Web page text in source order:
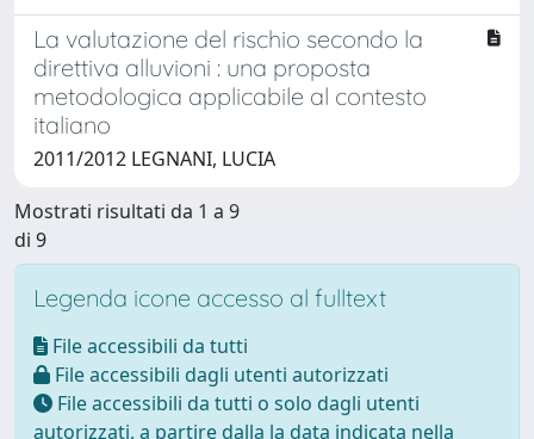
La valutazione del rischio secondo la
direttiva alluvioni : una proposta
metodologica applicabile al contesto
italiano
2011/2012 LEGNANI, LUCIA
Mostrati risultati da 1 a 9
di 9
Legenda icone accesso al fulltext
File accessibili da tutti
File accessibili dagli utenti autorizzati
File accessibili da tutti o solo dagli utenti
autorizzati, a partire dalla la data indicata nella